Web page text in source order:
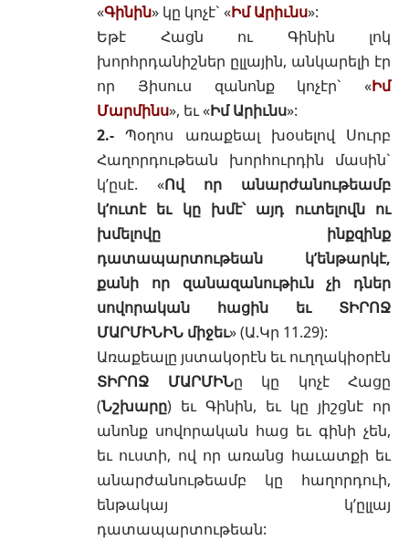
«Գինին» կը կոչէ` «Իմ Արիւնս»:
Եթէ Հացն ու Գինին լոկ
խորհրդանիշներ ըլլային, անկարելի էր
որ Յիսուս զանոնք կոչէր` «Իմ
Մարմինս», եւ «Իմ Արիւնս»:
2.- Պօղոս առաքեալ խօսելով Սուրբ
Հաղորդութեան խորհուրդին մասին`
կ’ըսէ. «Ով որ անարժանութեամբ
կ’ուտէ եւ կը խմէ՝ այդ ուտելովն ու
խմելովը ինքզինք
դատապարտութեան կ’ենթարկէ,
քանի որ զանազանութիւն չի դներ
սովորական հացին եւ ՏԻՐՈՋ
ՄԱՐՄԻՆԻՆ միջեւ» (Ա.Կր 11.29):
Առաքեալը յստակօրէն եւ ուղղակիօրէն
ՏԻՐՈՋ ՄԱՐՄԻՆը կը կոչէ Հացը
(Նշխարը) եւ Գինին, եւ կը յիշցնէ որ
անոնք սովորական հաց եւ գինի չեն,
եւ ուստի, ով որ առանց հաւատքի եւ
անարժանութեամբ կը հաղորդուի,
ենթակայ կ’ըլլայ
դատապարտութեան: